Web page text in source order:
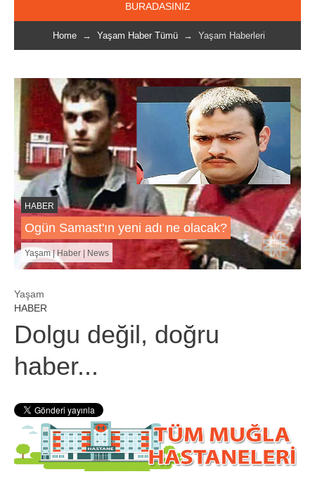
BURADASINIZ
Home→ Yaşam Haber Tümü→ Yaşam Haberleri
HABER
Ogün Samast'ın yeni adı ne olacak?
Yaşam | Haber | News
Yaşam
HABER
Dolgu değil, doğru
haber...